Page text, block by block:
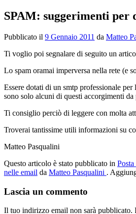
SPAM: suggerimenti
Pubblicato il 9 Gennaio 2011 da Matteo
Ti voglio poi segnalare di seguito un
Lo spam oramai imperversa nella rete (e
Essere dotati di un smtp professionale
sono solo alcuni di questi accorgimenti da
Ti consiglio perciò di leggere con molta
Troverai tantissime utili informazioni su
Matteo Pasqualini
Questo articolo è stato pubblicato in
nelle email da Matteo Pasqualini .
Lascia un commento
Il tuo indirizzo email non sarà pubblicato.